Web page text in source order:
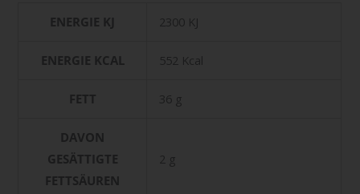
ENERGIE KJ
2300 KJ
ENERGIE KCAL 552 Kcal
FETT 36 g
DAVON
GESÄTTIGTE
FETTSÄUREN
2 g